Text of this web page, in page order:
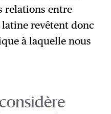
relations entre
latine revêtent donc
à laquelle nous